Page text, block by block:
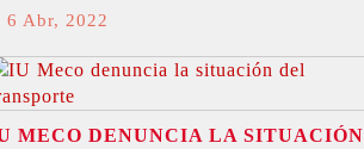
6 Abr, 2022
MECO DENUNCIA LA SITUACIÓN